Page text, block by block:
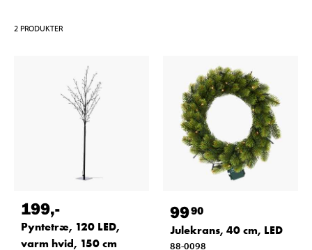
2 PRODUKTER
199,-
Pyntetræ, 120 LED,
varm hvid, 150 cm
9990
Julekrans, 40 cm, LED
88-0098